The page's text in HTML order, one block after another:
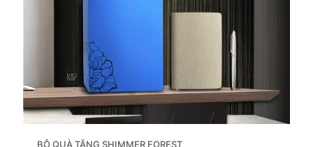
BỘ QUÀ TẶNG SHIMMER FOREST